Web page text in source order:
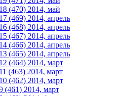
(470) 2014, май
(469) 2014, апрель
(468) 2014, апрель
(467) 2014, апрель
(466) 2014, апрель
(465) 2014, апрель
(464) 2014, март
(463) 2014, март
(462) 2014, март
(461) 2014, март